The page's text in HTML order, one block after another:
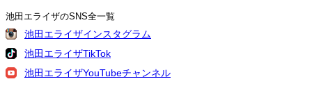
池田エライザのSNS全一覧
池田エライザインスタグラム
池田エライザTikTok
池田エライザYouTubeチャンネル